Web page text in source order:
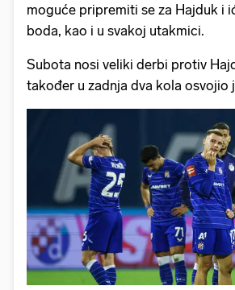
moguće pripremiti se za Hajduk i
boda, kao i u svakoj utakmici.
Subota nosi veliki derbi protiv
također u zadnja dva kola osvojio